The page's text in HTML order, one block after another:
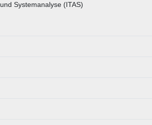
Systemanalyse (ITAS)